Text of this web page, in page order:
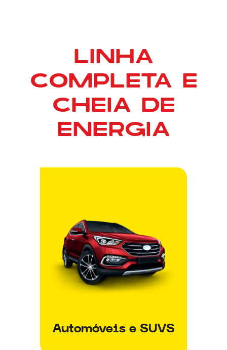
LINHA
COMPLETA E
CHEIA DE
ENERGIA
Automóveis e SUVS